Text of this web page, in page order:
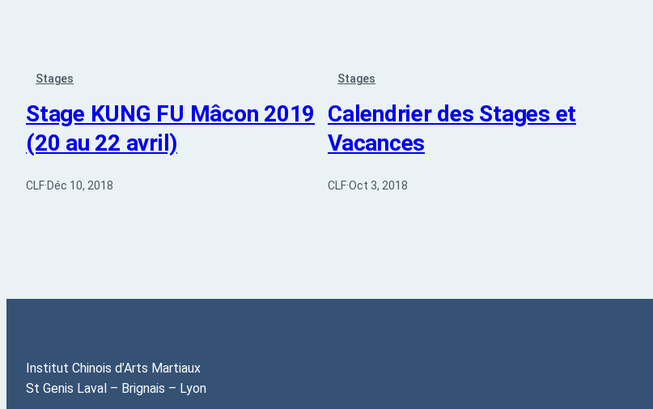
Stages
Stage KUNG FU Mâcon 2019
(20 au 22 avril)
CLF·Déc 10, 2018
Stages
Calendrier des Stages et
Vacances
CLF·Oct 3, 2018
Institut Chinois d’Arts Martiaux
St Genis Laval – Brignais – Lyon